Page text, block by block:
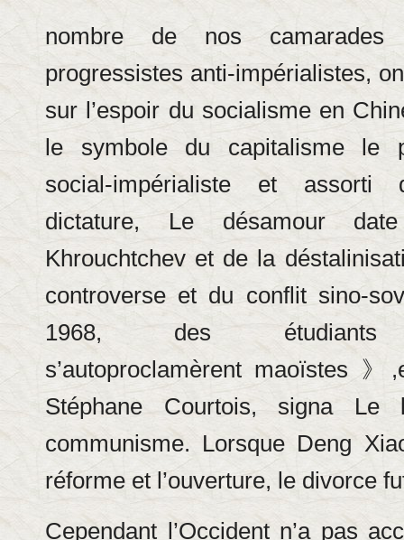
nombre de nos camarades
progressistes anti-impérialistes,
sur l’espoir du socialisme en
le symbole du capitalisme le
social-impérialiste et assorti
dictature, Le désamour
Khrouchtchev et de la
controverse et du conflit sino-
1968, des étudiants
s’autoproclamèrent maoïstes 》
Stéphane Courtois, signa
communisme. Lorsque Deng
réforme et l’ouverture, le divorce
Cependant l’Occident n’a pas